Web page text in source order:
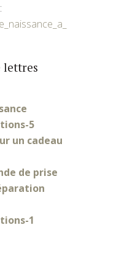
lettres
5
un cadeau
de prise
1